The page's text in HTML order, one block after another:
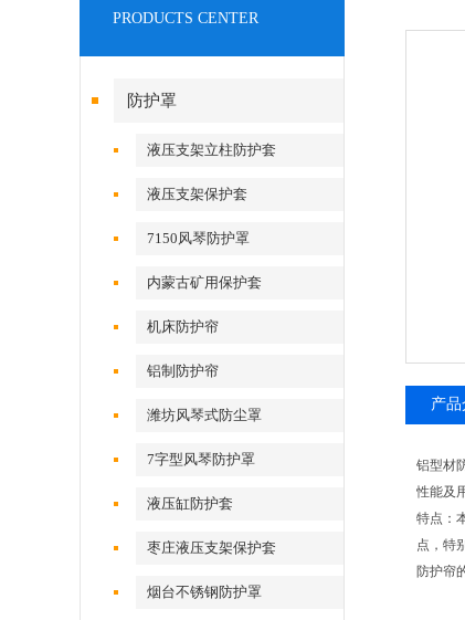
PRODUCTS CENTER
防护罩
液压支架立柱防护套
液压支架保护套
7150风琴防护罩
内蒙古矿用保护套
机床防护帘
铝制防护帘
潍坊风琴式防尘罩
7字型风琴防护罩
液压缸防护套
枣庄液压支架保护套
烟台不锈钢防护罩
产品
铝型材
性能及
特点：
点，特
防护帘